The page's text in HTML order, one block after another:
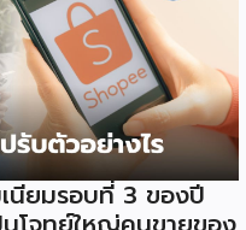
นียมรอบที่ 3 ของปี